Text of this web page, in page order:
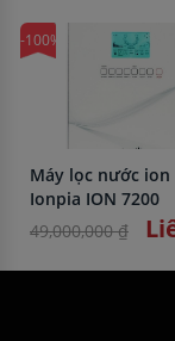
-100%
Máy lọc nước ion
Ionpia ION 7200
49,000,000 ₫